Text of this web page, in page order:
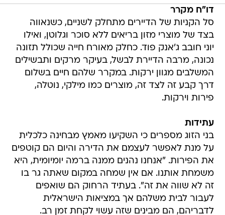
דו"ח מקרר
סל הקניות של הדיירים מתחלק לשניים, כשנאווה
בצד של מוצרי מזון בריאים ללא סוכר וגלוטן, ואילו
יוני חובב ג'אנק פוד. כחלק מאורח חייה שכולל תזונה
נכונה, מרבה הדיירת לבשל, בעיקר מרקים ותבשילים
המשלבים מגוון ירקות. במקרר שלהם חיים בשלום
דרך קבע זה לצד זה, מוצרים כמו מילקי, נוטלה,
פירות וירקות.
עתידות
בני הזוג מספרים כי השקיעו מאמץ מבחינה כלכלית
על מנת לאפשר לעצמם את הדירה והיום הם קוטפים
את הפירות. "אנחנו נהנים ממנה ברמה יומיומית, היא
משמחת אותנו. אם אין שמחה במקום שאתה גר בו
זה לא שווה את זה". בעתיד הרחוק הם שואפים
לעבור לבית משלהם אך במציאות הישראלית
לדבריהם, הם מבינים שזה עשוי לקחת זמן רב.